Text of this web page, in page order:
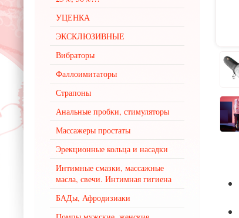
УЦЕНКА
ЭКСКЛЮЗИВНЫЕ
Вибраторы
Фаллоимитаторы
Страпоны
Анальные пробки, стимуляторы
Массажеры простаты
Эрекционные кольца и насадки
Интимные смазки, массажные
масла, свечи. Интимная гигиена
БАДы, Афродизиаки